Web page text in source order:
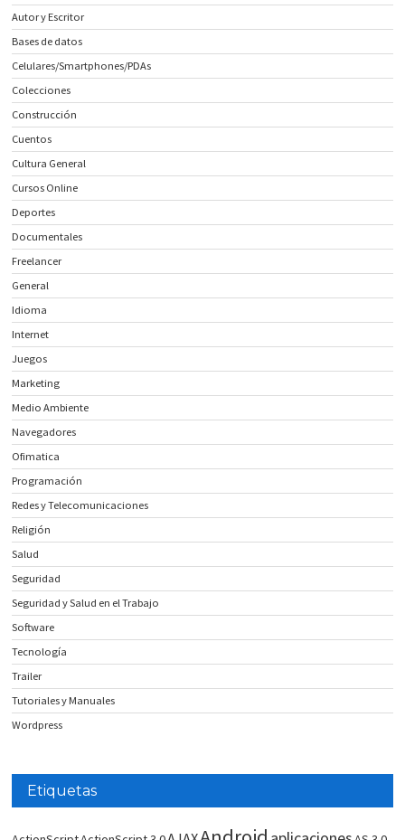
Autor y Escritor
Bases de datos
Celulares/Smartphones/PDAs
Colecciones
Construcción
Cuentos
Cultura General
Cursos Online
Deportes
Documentales
Freelancer
General
Idioma
Internet
Juegos
Marketing
Medio Ambiente
Navegadores
Ofimatica
Programación
Redes y Telecomunicaciones
Religión
Salud
Seguridad
Seguridad y Salud en el Trabajo
Software
Tecnología
Trailer
Tutoriales y Manuales
Wordpress
Etiquetas